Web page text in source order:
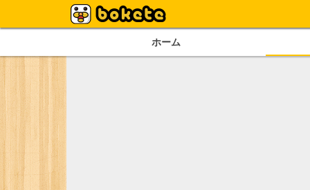
ホーム